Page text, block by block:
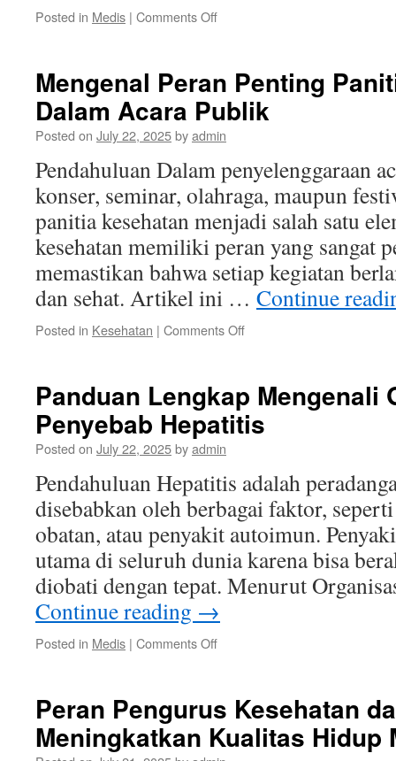
Posted in Medis | Comments Offon
Mengenal Peran Penting
Dalam Acara Publik
Posted on July 22, 2025byadmin
Pendahuluan Dalam penyelenggaraan
konser, seminar, olahraga, maupun
panitia kesehatan menjadi salah satu
kesehatan memiliki peran yang sangat
memastikan bahwa setiap kegiatan
dan sehat. Artikel ini … Continue
Posted in Kesehatan | Comments Offon
Panitia
Kesehatan
Dalam
Panduan Lengkap Mengenali
Penyebab Hepatitis
Posted on July 22, 2025byadmin
Pendahuluan Hepatitis adalah
disebabkan oleh berbagai faktor,
obatan, atau penyakit autoimun.
utama di seluruh dunia karena bisa
diobati dengan tepat. Menurut
Continue reading →
Posted in Medis | Comments Offon
Gejala
dan
Penyebab
Peran Pengurus Kesehatan
Meningkatkan Kualitas Hidup